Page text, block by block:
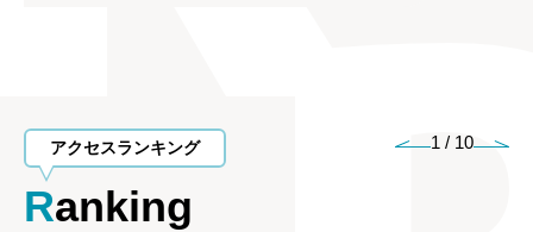
アクセスランキング
Ranking
1 / 10